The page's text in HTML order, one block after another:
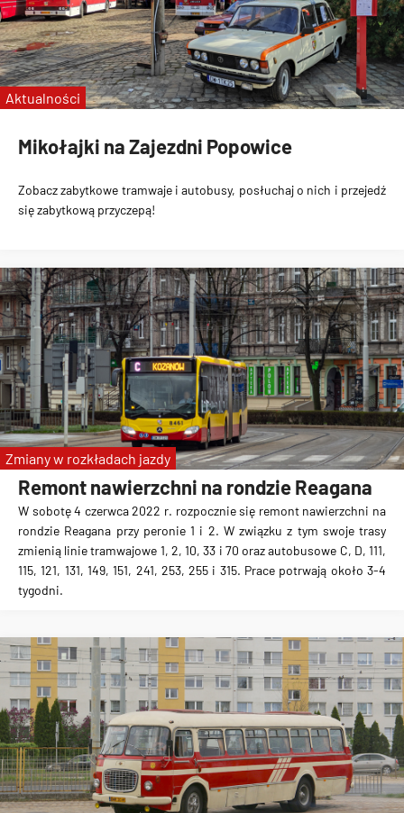
linia C
KSTM
pożegnanie linii C
Mikołajki na Zajezdni Popowice
Zobacz zabytkowe tramwaje i autobusy, posłuchaj o nich i przejedź
się zabytkową przyczepą!
Aktualności
Remont nawierzchni na rondzie Reagana
W sobotę 4 czerwca 2022 r. rozpocznie się remont nawierzchni na
rondzie Reagana przy peronie 1 i 2. W związku z tym swoje trasy
zmienią linie tramwajowe 1, 2, 10, 33 i 70 oraz autobusowe C, D, 111,
115, 121, 131, 149, 151, 241, 253, 255 i 315. Prace potrwają około 3-4
tygodni.
Zmiany w rozkładach jazdy